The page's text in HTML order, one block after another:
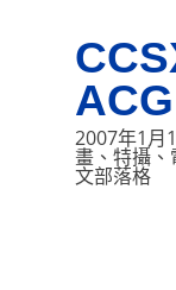
2007年1月
畫、特攝
文部落格